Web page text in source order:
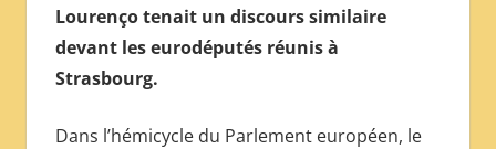
МЕЖДУНАРОДНОЙ
ПРЕССЫ
Lourenço tenait un discours similaire
devant les eurodéputés réunis à
Strasbourg.
Dans l’hémicycle du Parlement européen, le